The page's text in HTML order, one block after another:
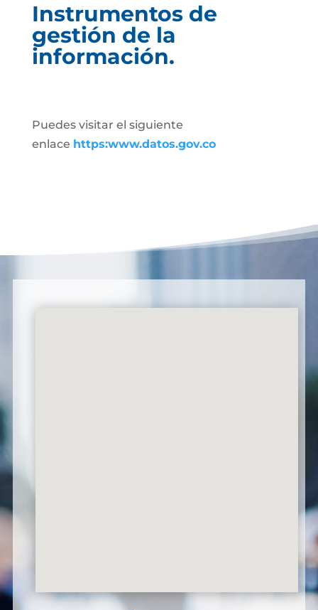
Instrumentos de
gestión de la
información.
Puedes visitar el siguiente
enlace https:www.datos.gov.co